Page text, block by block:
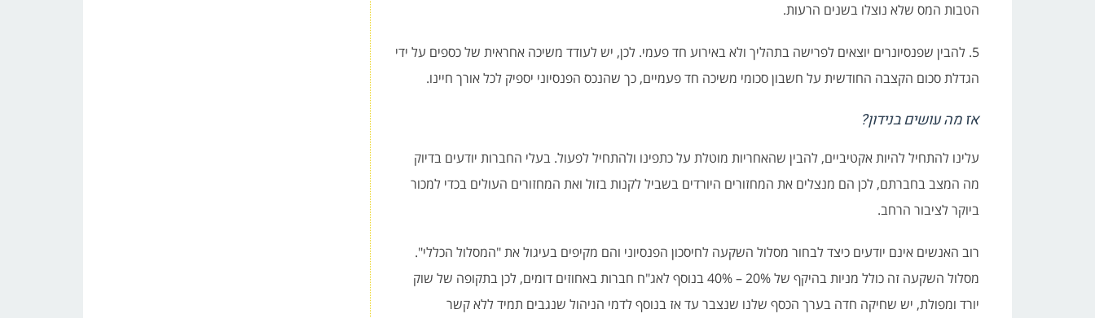
הטבות המס שלא נוצלו בשנים הרעות.
5. להבין שפנסיונרים יוצאים לפרישה בתהליך ולא באירוע חד פעמי. לכן, יש לעודד משיכה אחראית של כספים על ידי
הגדלת סכום הקצבה החודשית על חשבון סכומי משיכה חד פעמיים, כך שהנכס הפנסיוני יספיק לכל אורך חיינו.
אז מה עושים בנידון?
עלינו להתחיל להיות אקטיביים, להבין שהאחריות מוטלת על כתפינו ולהתחיל לפעול. בעלי החברות יודעים בדיוק
מה המצב בחברתם, לכן הם מנצלים את המחזורים היורדים בשביל לקנות בזול ואת המחזורים העולים בכדי למכור
ביוקר לציבור הרחב.
רוב האנשים אינם יודעים כיצד לבחור מסלול השקעה לחיסכון הפנסיוני והם מקיפים בעיגול את "המסלול הכללי".
מסלול השקעה זה כולל מניות בהיקף של 20% – 40% בנוסף לאג"ח חברות באחוזים דומים, לכן בתקופה של שוק
יורד ומפולת, יש שחיקה חדה בערך הכסף שלנו שנצבר עד אז בנוסף לדמי הניהול שנגבים תמיד ללא קשר